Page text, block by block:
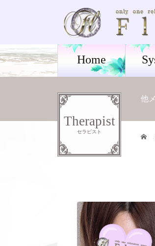
Home
Therapist
セラピスト
他